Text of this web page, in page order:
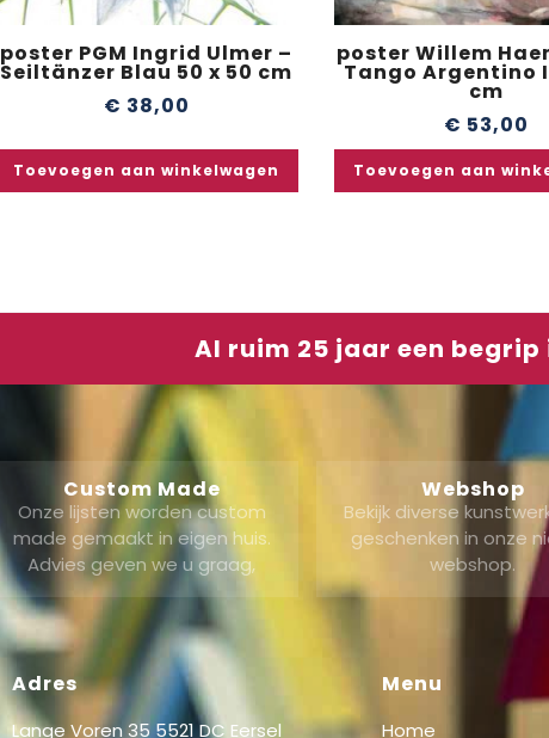
poster PGM Ingrid Ulmer –
Seiltänzer Blau 50 x 50 cm
€ 38,00
Toevoegen aan winkelwagen
poster Willem
Tango Argentino I
cm
€ 53,00
Toevoegen aan
Al ruim 25 jaar een begrip
Custom Made
Onze lijsten worden custom
made gemaakt in eigen huis.
Advies geven we u graag,
Webshop
Bekijk diverse
geschenken in onze
webshop.
Adres
Lange Voren 35 5521 DC Eersel
Menu
Home